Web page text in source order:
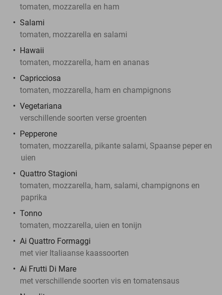
tomaten, mozzarella en ham
Salami
tomaten, mozzarella en salami
Hawaii
tomaten, mozzarella, ham en ananas
Capricciosa
tomaten, mozzarella, ham en champignons
Vegetariana
verschillende soorten verse groenten
Pepperone
tomaten, mozzarella, pikante salami, Spaanse peper en
uien
Quattro Stagioni
tomaten, mozzarella, ham, salami, champignons en
paprika
Tonno
tomaten, mozzarella, uien en tonijn
Ai Quattro Formaggi
met vier Italiaanse kaassoorten
Ai Frutti Di Mare
met verschillende soorten vis en tomatensaus